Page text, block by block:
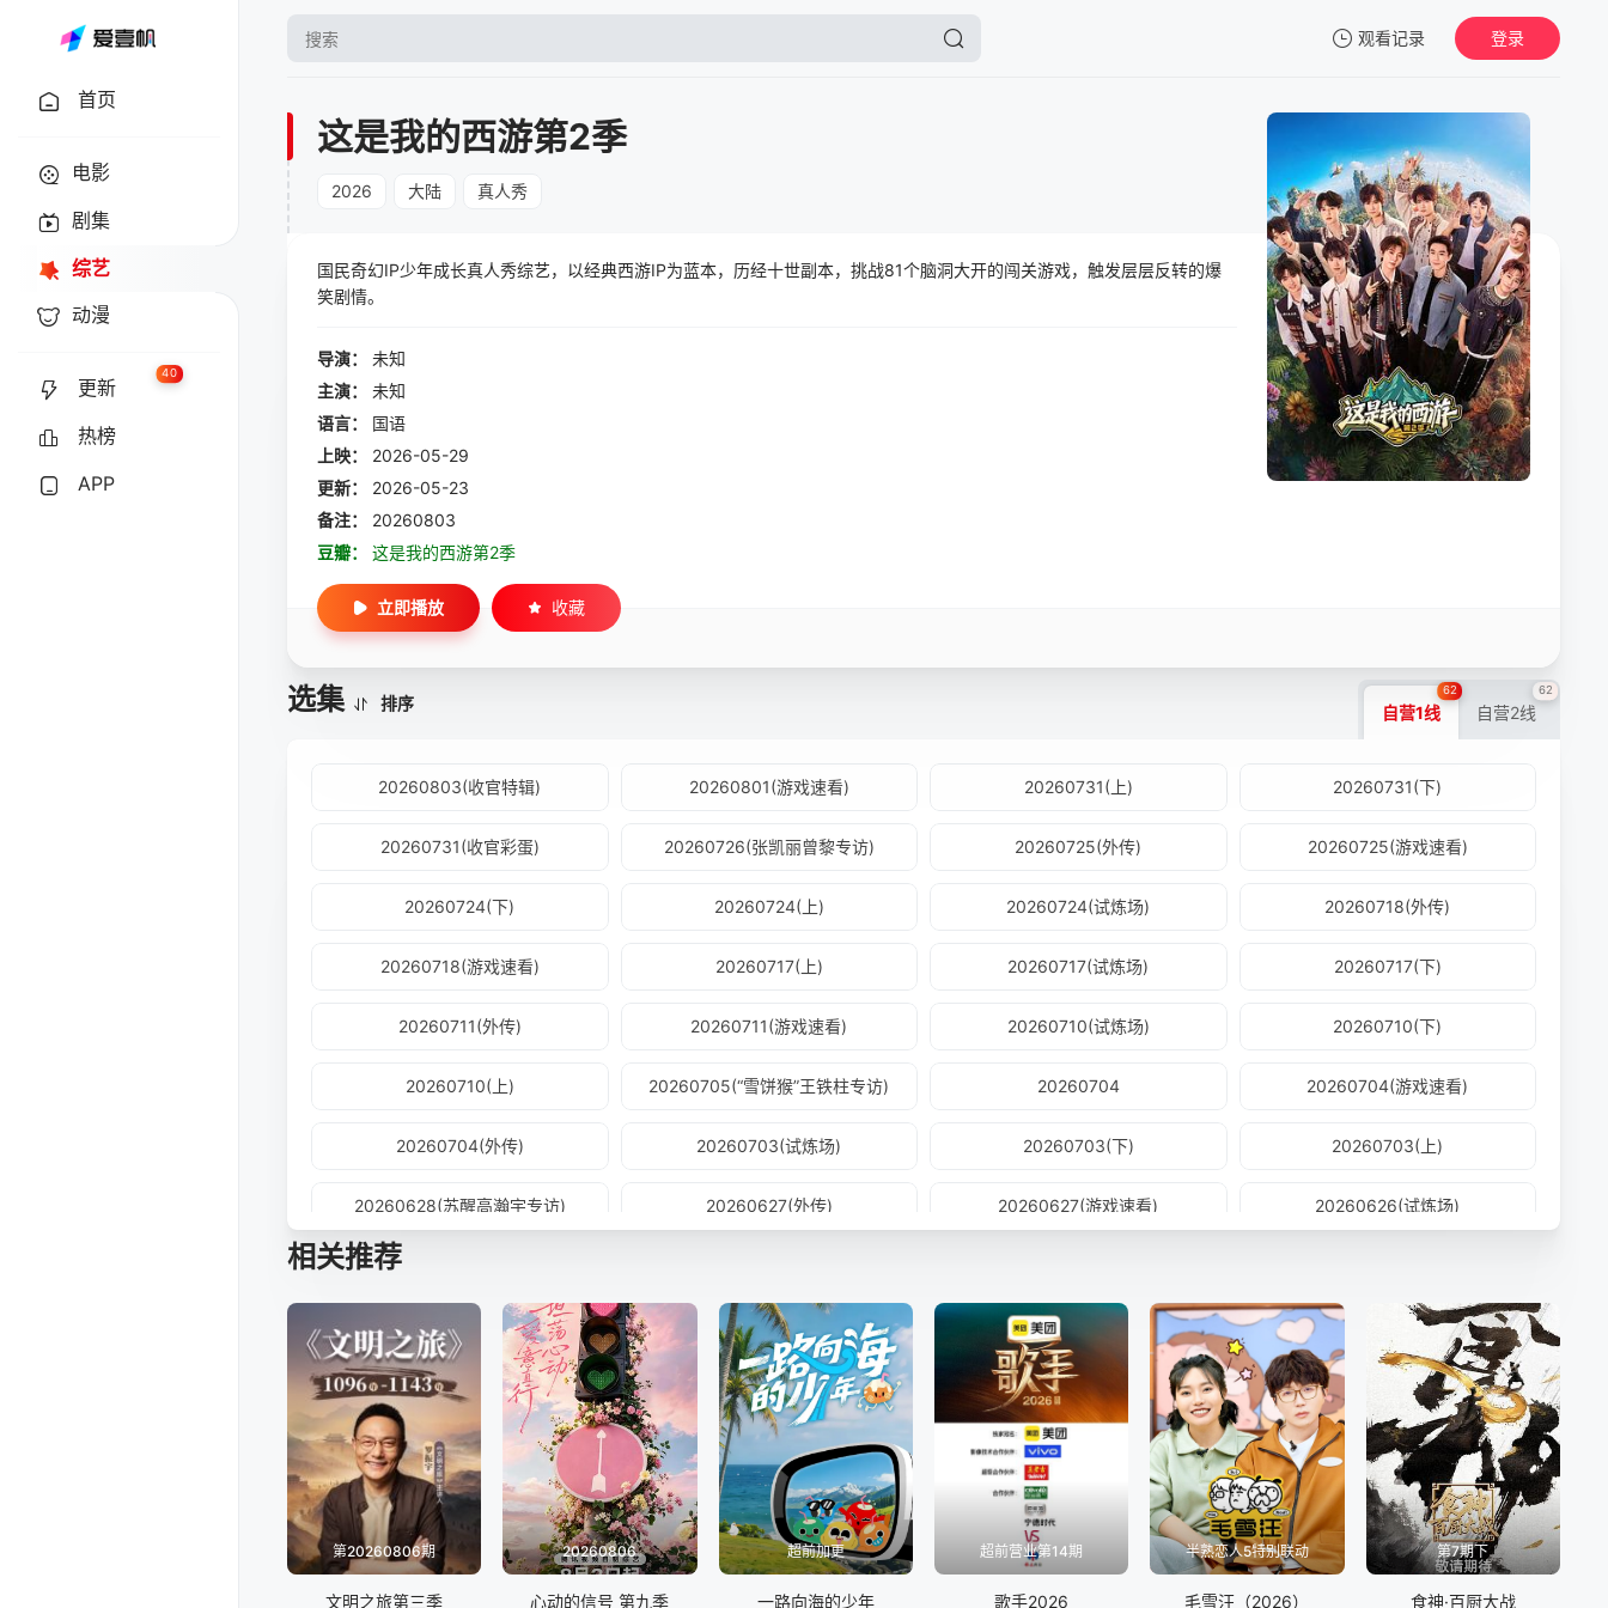
观看记录
暂无观看影片的记录
登录
首页
电影
剧集
综艺
动漫
更新
40
热榜
APP
这是我的西游第2季
2026 大陆 真人秀
国民奇幻IP少年成长真人秀综艺，以经典西游IP为蓝本，历经十世副本，挑战81个脑洞大开的闯关游戏，触发层层反转的爆
笑剧情。
导演：
未知
主演：
未知
语言：
国语
上映：
2026-05-29
更新：
2026-05-23
备注：
20260803
豆瓣：
这是我的西游第2季
立即播放 收藏
选集 排序 自营1线
62
自营2线
62
20260803(收官特辑) 20260801(游戏速看) 20260731(上) 20260731(下)
20260731(收官彩蛋) 20260726(张凯丽曾黎专访) 20260725(外传) 20260725(游戏速看)
20260724(下) 20260724(上) 20260724(试炼场) 20260718(外传)
20260718(游戏速看) 20260717(上) 20260717(试炼场) 20260717(下)
20260711(外传) 20260711(游戏速看) 20260710(试炼场) 20260710(下)
20260710(上) 20260705(“雪饼猴”王铁柱专访) 20260704 20260704(游戏速看)
20260704(外传) 20260703(试炼场) 20260703(下) 20260703(上)
20260628(苏醒高瀚宇专访) 20260627(外传) 20260627(游戏速看) 20260626(试炼场)
20260620(游戏速看) 20260619(上) 20260619(试炼场) 20260619(下)
20260614(邵兵于洋专访) 20260613(外传) 20260613(游戏速看) 20260612(试炼场)
20260612(上) 20260612(下) 20260607(谢依霖专访) 20260606(外传)
20260606(游戏速看) 20260605 20260605(试炼场) 20260605(下)
20260605(上) 20260531(时代少年团专访) 20260530(外传) 20260530(游戏速看)
相关推荐
第20260806期
文明之旅第三季
20260806
心动的信号 第九季
超前加更
一路向海的少年
超前营业第14期
歌手2026
半熟恋人5特别联动
毛雪汪（2026）
第7期下
食神·百厨大战